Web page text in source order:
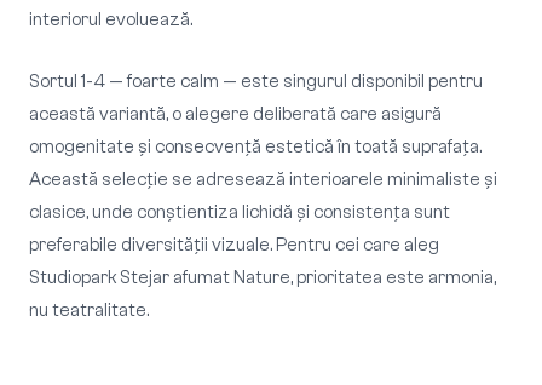
interiorul evoluează.
Sortul 1-4 — foarte calm — este singurul disponibil pentru
această variantă, o alegere deliberată care asigură
omogenitate și consecvență estetică în toată suprafața.
Această selecție se adresează interioarele minimaliste și
clasice, unde conștientiza lichidă și consistența sunt
preferabile diversității vizuale. Pentru cei care aleg
Studiopark Stejar afumat Nature, prioritatea este armonia,
nu teatralitate.